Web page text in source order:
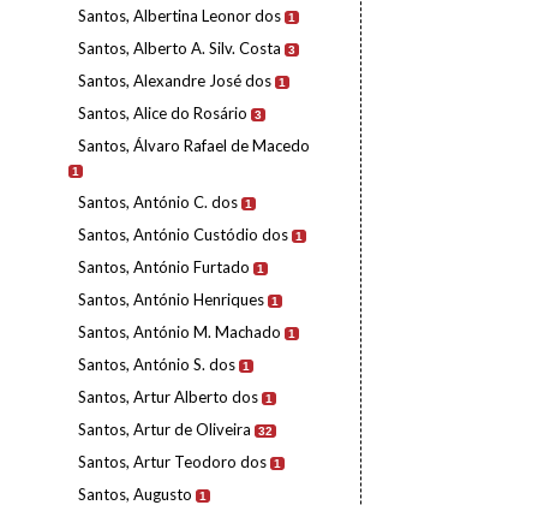
Santos, Albertina Leonor dos 1
Santos, Alberto A. Silv. Costa 3
Santos, Alexandre José dos 1
Santos, Alice do Rosário 3
Santos, Álvaro Rafael de Macedo
1
Santos, António C. dos 1
Santos, António Custódio dos 1
Santos, António Furtado 1
Santos, António Henriques 1
Santos, António M. Machado 1
Santos, António S. dos 1
Santos, Artur Alberto dos 1
Santos, Artur de Oliveira 32
Santos, Artur Teodoro dos 1
Santos, Augusto 1